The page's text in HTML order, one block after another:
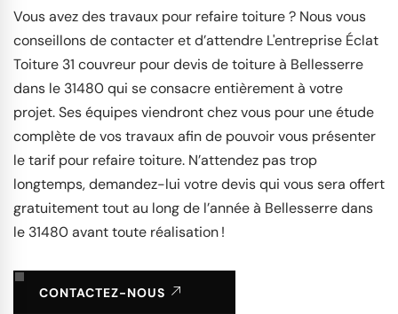
Vous avez des travaux pour refaire toiture ? Nous vous
conseillons de contacter et d’attendre L'entreprise Éclat
Toiture 31 couvreur pour devis de toiture à Bellesserre
dans le 31480 qui se consacre entièrement à votre
projet. Ses équipes viendront chez vous pour une étude
complète de vos travaux afin de pouvoir vous présenter
le tarif pour refaire toiture. N’attendez pas trop
longtemps, demandez-lui votre devis qui vous sera offert
gratuitement tout au long de l’année à Bellesserre dans
le 31480 avant toute réalisation !
CONTACTEZ-NOUS